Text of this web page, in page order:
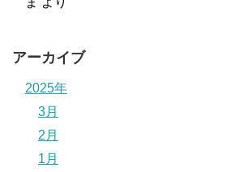
アーカイブ
2025年
3月
2月
1月